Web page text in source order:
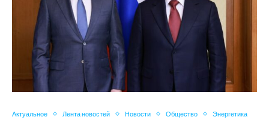
Актуальное Лента новостей Новости Общество Энергетика